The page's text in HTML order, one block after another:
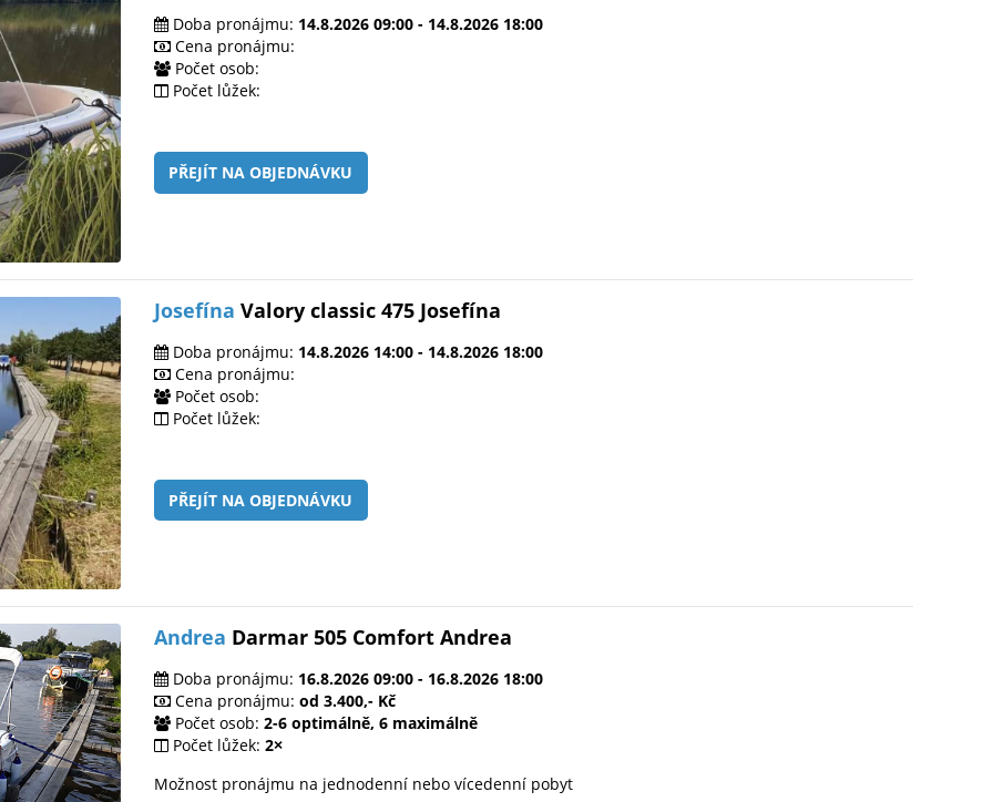
Doba pronájmu: 14.8.2026 09:00 - 14.8.2026 18:00
Cena pronájmu:
Počet osob:
Počet lůžek:
PŘEJÍT NA OBJEDNÁVKU
Josefína Valory classic 475 Josefína
Doba pronájmu: 14.8.2026 14:00 - 14.8.2026 18:00
Cena pronájmu:
Počet osob:
Počet lůžek:
PŘEJÍT NA OBJEDNÁVKU
Andrea Darmar 505 Comfort Andrea
Doba pronájmu: 16.8.2026 09:00 - 16.8.2026 18:00
Cena pronájmu: od 3.400,- Kč
Počet osob: 2-6 optimálně, 6 maximálně
Počet lůžek: 2×
Možnost pronájmu na jednodenní nebo vícedenní pobyt